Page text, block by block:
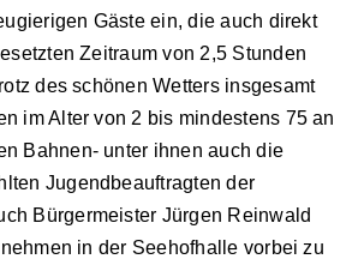
Gäste ein, die auch direkt
Zeitraum von 2,5 Stunden
des schönen Wetters insgesamt
im Alter von 2 bis mindestens 75 an
Bahnen- unter ihnen auch die
Jugendbeauftragten der
Bürgermeister Jürgen Reinwald
in der Seehofhalle vorbei zu